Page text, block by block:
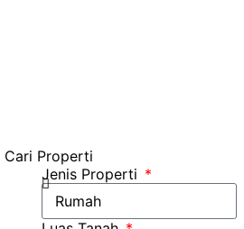
Jenis Properti